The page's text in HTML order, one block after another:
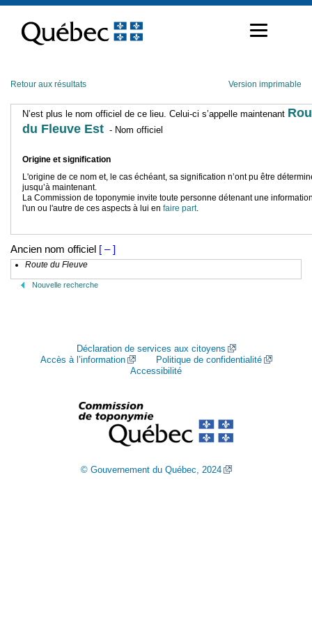
contenu
Retour aux résultats Version imprimable
N’est plus le nom officiel de ce lieu. Celui-ci s’appelle maintenant
du Fleuve Est - Nom officiel
Origine et signification
L'origine de ce nom et, le cas échéant, sa signification n’ont pu être
jusqu’à maintenant.
La Commission de toponymie invite toute personne détenant une
l'un ou l'autre de ces aspects à lui en faire part.
Ancien nom officiel [ – ]
Route du Fleuve
Nouvelle recherche
Déclaration de services aux citoyens
Accès à l’information
Politique de confidentialité
Accessibilité
© Gouvernement du Québec, 2024